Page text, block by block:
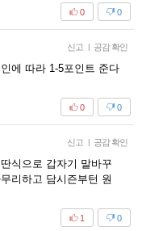
0
0
신고 | 공감 확인
에 따라 1-5포인트 준다
0
0
신고 | 공감 확인
식으로 갑자기 말바꾸
리하고 담시즌부턴 원
0
1